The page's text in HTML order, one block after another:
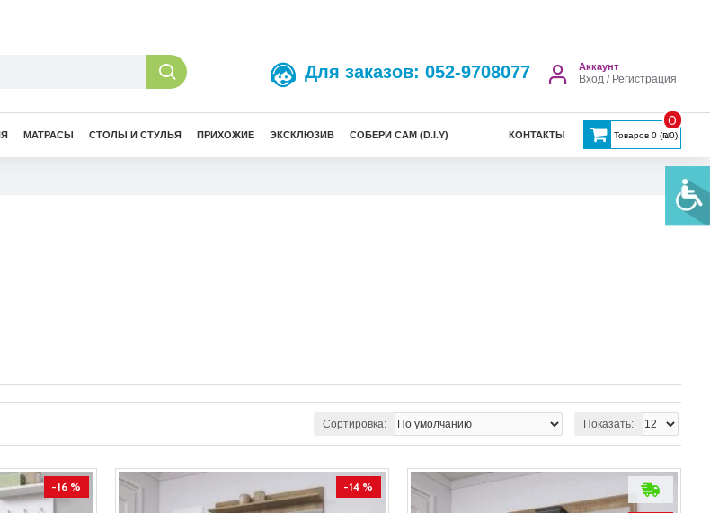
Для заказов: 052-9708077 Аккаунт
Вход / Регистрация
МАТРАСЫ СТОЛЫ И СТУЛЬЯ ПРИХОЖИЕ ЭКСКЛЮЗИВ СОБЕРИ САМ (D.I.Y) КОНТАКТЫ Товаров 0 (₪0)
0
Сортировка: Показать:
-16 % -14 %